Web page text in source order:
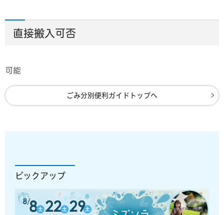
直接搬入可否
可能
ごみ分別便利ガイドトップへ
ピックアップ